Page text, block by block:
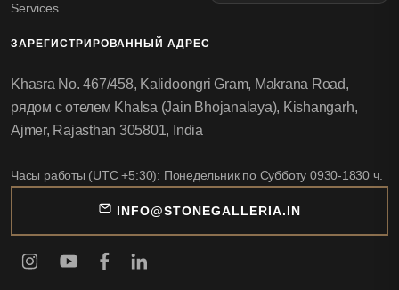
Services
ЗАРЕГИСТРИРОВАННЫЙ АДРЕС
Khasra No. 467/458, Kalidoongri Gram, Makrana Road,
рядом с отелем Khalsa (Jain Bhojanalaya), Kishangarh,
Ajmer, Rajasthan 305801, India
Часы работы (UTC +5:30): Понедельник по Субботу 0930-1830 ч.
INFO@STONEGALLERIA.IN